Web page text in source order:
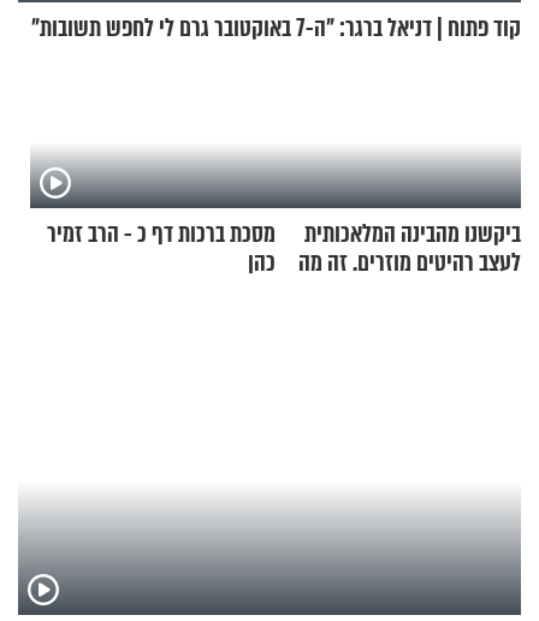
קוד פתוח | דניאל ברגר: "ה-7 באוקטובר גרם לי לחפש תשובות"
ביקשנו מהבינה המלאכותית
לעצב רהיטים מוזרים. זה מה
מסכת ברכות דף כ - הרב זמיר
כהן